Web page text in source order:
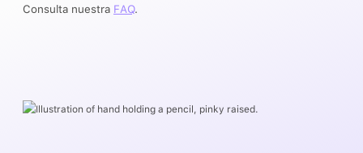
Consulta nuestra FAQ.